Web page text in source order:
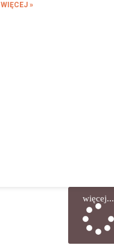
WIĘCEJ »
więcej...